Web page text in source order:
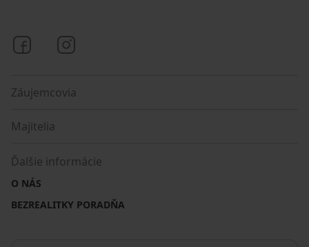
Bezrealitky na Facebooku
Záujemcovia
Majitelia
Ďalšie informácie
O NÁS
BEZREALITKY PORADŇA